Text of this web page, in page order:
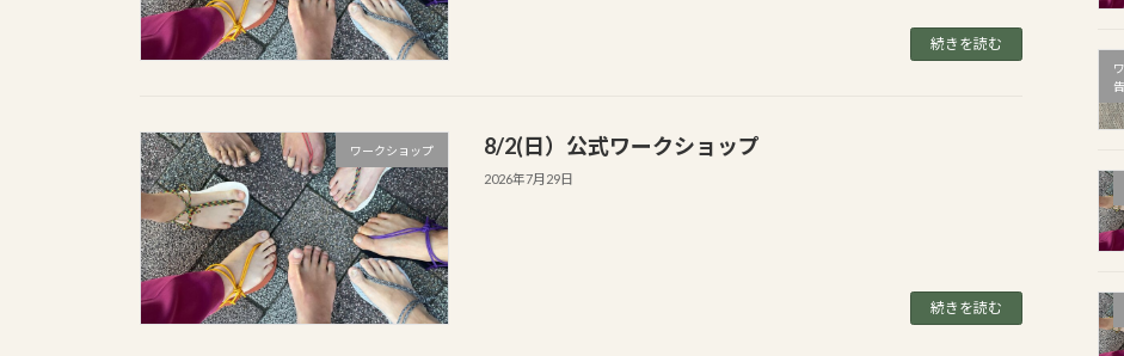
続きを読む
ワークショップ 8/2(日）公式ワークショップ
2026年7月29日
続きを読む
告